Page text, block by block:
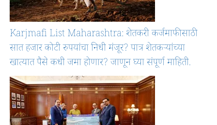
Karjmafi List Maharashtra: शेतकरी कर्जमाफीसाठी
सात हजार कोटी रुपयांचा निधी मंजूर? पात्र शेतकऱ्यांच्या
खात्यात पैसे कधी जमा होणार? जाणून घ्या संपूर्ण माहिती.